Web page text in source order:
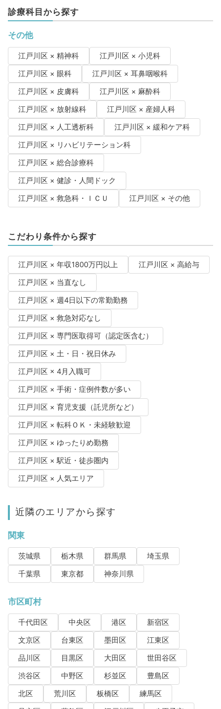
診療科目から探す
その他
江戸川区 × 精神科
江戸川区 × 小児科
江戸川区 × 眼科
江戸川区 × 耳鼻咽喉科
江戸川区 × 皮膚科
江戸川区 × 麻酔科
江戸川区 × 放射線科
江戸川区 × 産婦人科
江戸川区 × 人工透析科
江戸川区 × 緩和ケア科
江戸川区 × リハビリテーション科
江戸川区 × 総合診療科
江戸川区 × 健診・人間ドック
江戸川区 × 救急科・ＩＣＵ
江戸川区 × その他
こだわり条件から探す
江戸川区 × 年収1800万円以上
江戸川区 × 高給与
江戸川区 × 当直なし
江戸川区 × 週4日以下の常勤勤務
江戸川区 × 救急対応なし
江戸川区 × 専門医取得可（認定医含む）
江戸川区 × 土・日・祝日休み
江戸川区 × 4月入職可
江戸川区 × 手術・症例件数が多い
江戸川区 × 育児支援（託児所など）
江戸川区 × 転科ＯＫ・未経験歓迎
江戸川区 × ゆったりめ勤務
江戸川区 × 駅近・徒歩圏内
江戸川区 × 人気エリア
近隣のエリアから探す
関東
茨城県 栃木県 群馬県
埼玉県
千葉県
東京都 神奈川県
市区町村
千代田区 中央区 港区
新宿区
文京区
台東区 墨田区
江東区
品川区
目黒区 大田区
世田谷区
渋谷区
中野区 杉並区
豊島区
北区
荒川区 板橋区
練馬区